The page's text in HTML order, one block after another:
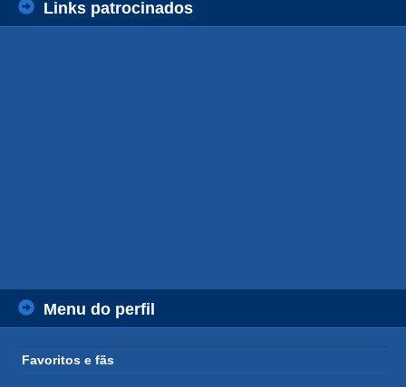
Links patrocinados
Menu do perfil
Favoritos e fãs